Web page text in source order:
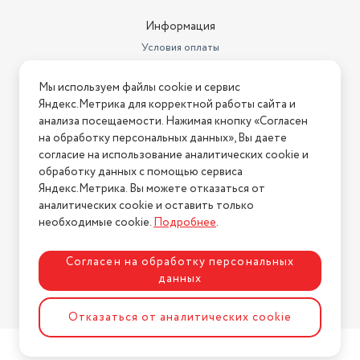
Максимальный уровень шума
41
Тип охлаждения
компрессорный
Количество секций
1
Климатический класс
N +16°C / +32°C
Хладагент
R600a
Габариты (ШxГxВ)
60х62,5х180 см
Количество дверей
1
Количество камер
Количество компрессоров
1
Информация
Условия оплаты
Условия возврата
Нашли ошибку на сайте? Напишите нам
2026 © Интернет-магазин "АстМаркет". У нас есть всё!
Политика конфиденциальности
Разработка сайтаASTDESIGN
Мы используем файлы cookie и сервис
Яндекс.Метрика для корректной работы сайта и
анализа посещаемости. Нажимая кнопку «Согласен
на обработку персональных данных», Вы даете
согласие на использование аналитических cookie и
обработку данных с помощью сервиса
Яндекс.Метрика. Вы можете отказаться от
аналитических cookie и оставить только
необходимые cookie.Подробнее.
Согласен на обработку персональных
данных
Отказаться от аналитических cookie